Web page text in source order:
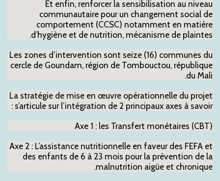
Et enfin, renforcer la sensibilisation au niveau
communautaire pour un changement social de
comportement (CCSC) notamment en matière
d’hygiène et de nutrition, mécanisme de plaintes.
Les zones d’intervention sont seize (16) communes du
cercle de Goundam, région de Tombouctou, république
du Mali.
La stratégie de mise en œuvre opérationnelle du projet
s’articule sur l’intégration de 2 principaux axes à savoir :
Axe 1 : les Transfert monétaires (CBT)
Axe 2 : L’assistance nutritionnelle en faveur des FEFA et
des enfants de 6 à 23 mois pour la prévention de la
malnutrition aigüe et chronique.